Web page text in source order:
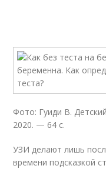
Фото: Гуиди В.
2020. — 64 с.
УЗИ делают лишь
времени подсказкой